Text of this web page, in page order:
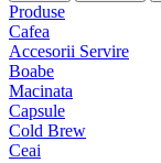
Produse
Cafea
Accesorii Servire
Boabe
Macinata
Capsule
Cold Brew
Ceai